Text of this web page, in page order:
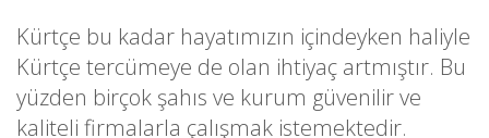
Kürtçe bu kadar hayatımızın içindeyken haliyle
Kürtçe tercümeye de olan ihtiyaç artmıştır. Bu
yüzden birçok şahıs ve kurum güvenilir ve
kaliteli firmalarla çalışmak istemektedir.